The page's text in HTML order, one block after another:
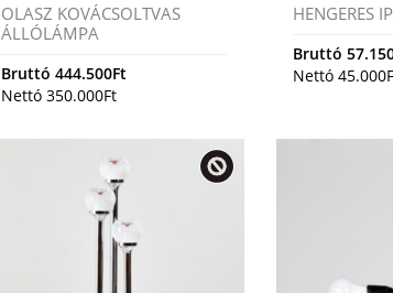
OLASZ KOVÁCSOLTVAS
ÁLLÓLÁMPA
Bruttó444.500Ft
Nettó350.000Ft
HENGERES
Bruttó
Nettó45.000